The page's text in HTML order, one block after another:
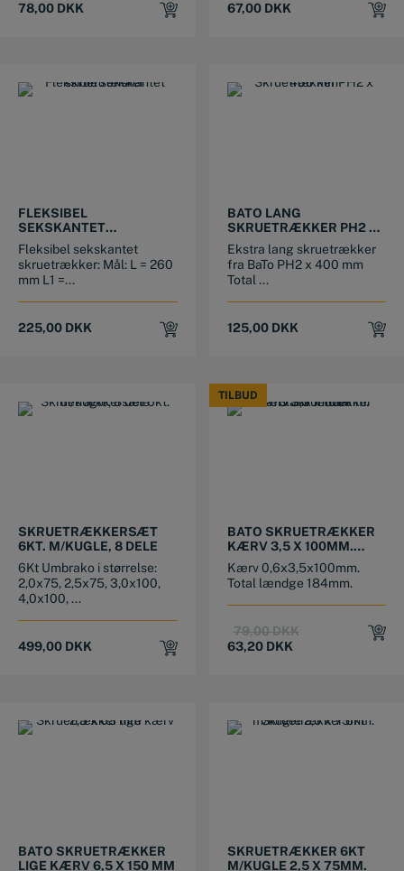
78,00 DKK 67,00 DKK
FLEKSIBEL
SEKSKANTET
SKRUETRÆKKER
Fleksibel sekskantet
skruetrækker: Mål: L = 260
mm L1 =...
225,00 DKK
BATO LANG
SKRUETRÆKKER PH2 X
400 MM
Ekstra lang skruetrækker
fra BaTo PH2 x 400 mm
Total ...
125,00 DKK
SKRUETRÆKKERSÆT
6KT. M/KUGLE, 8 DELE
6Kt Umbrako i størrelse:
2,0x75, 2,5x75, 3,0x100,
4,0x100, ...
499,00 DKK
TILBUD
TILBUD
BATO SKRUETRÆKKER
KÆRV 3,5 X 100MM.
SLANK MODEL
Kærv 0,6x3,5x100mm.
Total lændge 184mm.
79,00DKKOriginal
63,20 DKK
Current
BATO SKRUETRÆKKER
LIGE KÆRV 6,5 X 150 MM
SKRUETRÆKKER 6KT
M/KUGLE 2,5 X 75MM.